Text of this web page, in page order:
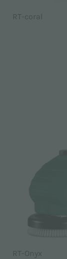
RT-coral
RT-Onyx